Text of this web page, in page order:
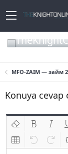
MFO-ZAIM — займ
Konuya cevap
Kalın Yatık